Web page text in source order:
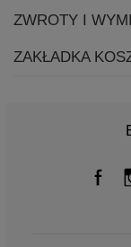
ZWROTY I
ZAKŁADKA